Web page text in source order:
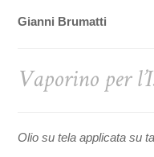
Gianni Brumatti
Vaporino per
Olio su tela applicata su